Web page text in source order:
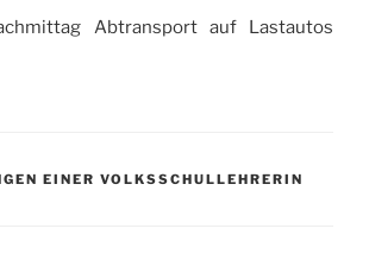
Abtransport auf Lastautos
EINER VOLKSSCHULLEHRERIN